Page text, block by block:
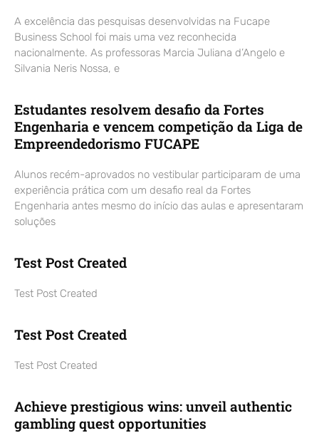
A excelência das pesquisas desenvolvidas na Fucape
Business School foi mais uma vez reconhecida
nacionalmente. As professoras Marcia Juliana d’Angelo e
Silvania Neris Nossa, e
Estudantes resolvem desafio da Fortes
Engenharia e vencem competição da Liga de
Empreendedorismo FUCAPE
Alunos recém-aprovados no vestibular participaram de uma
experiência prática com um desafio real da Fortes
Engenharia antes mesmo do início das aulas e apresentaram
soluções
Test Post Created
Test Post Created
Test Post Created
Test Post Created
Achieve prestigious wins: unveil authentic
gambling quest opportunities